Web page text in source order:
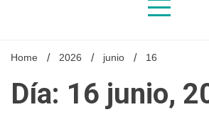
Home 2026 junio 16
Día: 16 junio,